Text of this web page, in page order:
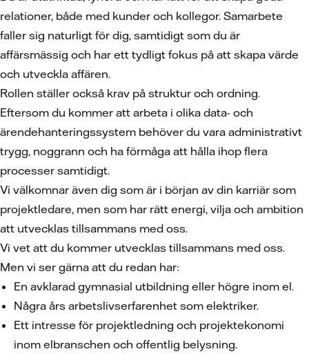
relationer, både med kunder och kollegor. Samarbete
faller sig naturligt för dig, samtidigt som du är
affärsmässig och har ett tydligt fokus på att skapa värde
och utveckla affären.
Rollen ställer också krav på struktur och ordning.
Eftersom du kommer att arbeta i olika data- och
ärendehanteringssystem behöver du vara administrativt
trygg, noggrann och ha förmåga att hålla ihop flera
processer samtidigt.
Vi välkomnar även dig som är i början av din karriär som
projektledare, men som har rätt energi, vilja och ambition
att utvecklas tillsammans med oss.
Vi vet att du kommer utvecklas tillsammans med oss.
Men vi ser gärna att du redan har:
En avklarad gymnasial utbildning eller högre inom el.
Några års arbetslivserfarenhet som elektriker.
Ett intresse för projektledning och projektekonomi
inom elbranschen och offentlig belysning.